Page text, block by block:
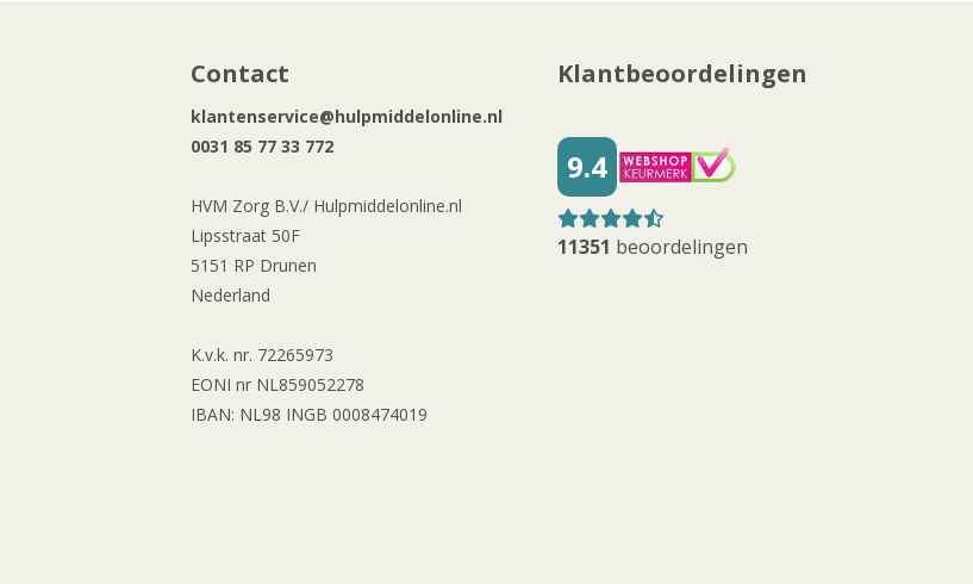
Contact
klantenservice@hulpmiddelonline.nl
0031 85 77 33 772
HVM Zorg B.V./ Hulpmiddelonline.nl
Lipsstraat 50F
5151 RP Drunen
Nederland
K.v.k. nr. 72265973
EONI nr NL859052278
IBAN: NL98 INGB 0008474019
Klantbeoordelingen
9.4
11351 beoordelingen